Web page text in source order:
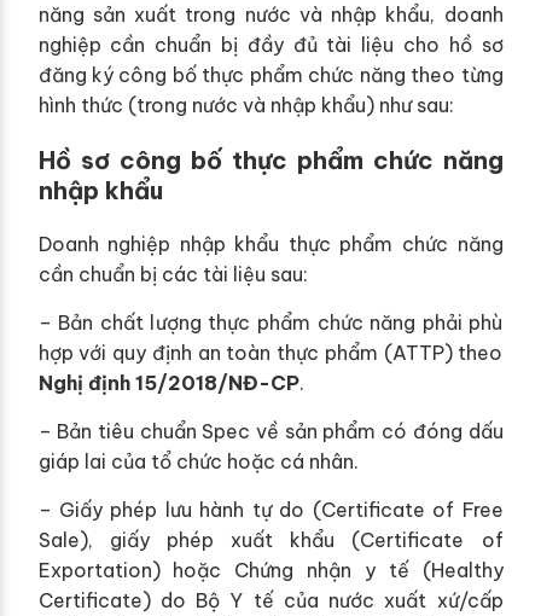
năng sản xuất trong nước và nhập khẩu, doanh
nghiệp cần chuẩn bị đầy đủ tài liệu cho hồ sơ
đăng ký công bố thực phẩm chức năng theo từng
hình thức (trong nước và nhập khẩu) như sau:
Hồ sơ công bố thực phẩm chức năng
nhập khẩu
Doanh nghiệp nhập khẩu thực phẩm chức năng
cần chuẩn bị các tài liệu sau:
– Bản chất lượng thực phẩm chức năng phải phù
hợp với quy định an toàn thực phẩm (ATTP) theo
Nghị định 15/2018/NĐ-CP.
– Bản tiêu chuẩn Spec về sản phẩm có đóng dấu
giáp lai của tổ chức hoặc cá nhân.
– Giấy phép lưu hành tự do (Certificate of Free
Sale), giấy phép xuất khẩu (Certificate of
Exportation) hoặc Chứng nhận y tế (Healthy
Certificate) do Bộ Y tế của nước xuất xứ/cấp